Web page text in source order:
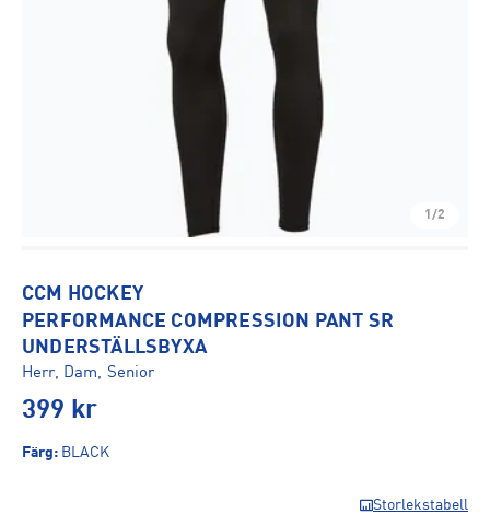
1/2
CCM HOCKEY
PERFORMANCE COMPRESSION PANT SR
UNDERSTÄLLSBYXA
Herr, Dam, Senior
399 kr
Färg: BLACK
Storlekstabell